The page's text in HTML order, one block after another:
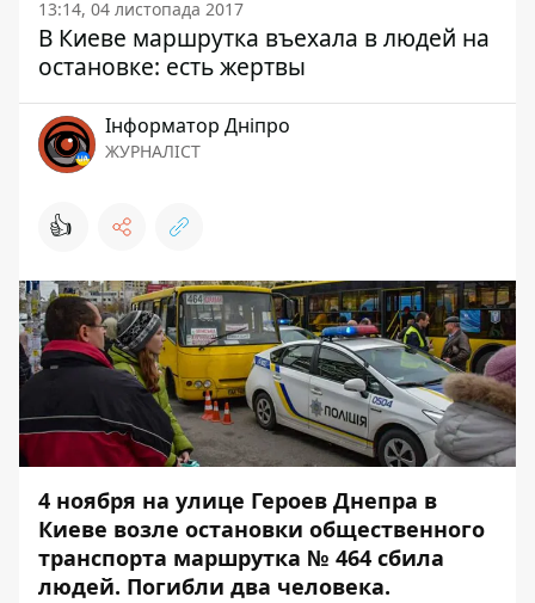
13:14, 04 листопада 2017
В Киеве маршрутка въехала в людей на
остановке: есть жертвы
Інформатор Дніпро
ЖУРНАЛІСТ
👍
4 ноября на улице Героев Днепра в
Киеве возле остановки общественного
транспорта маршрутка № 464 сбила
людей. Погибли два человека.